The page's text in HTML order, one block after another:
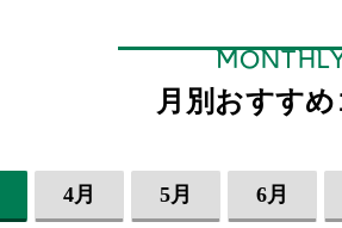
月別おすす
4月 5月 6月